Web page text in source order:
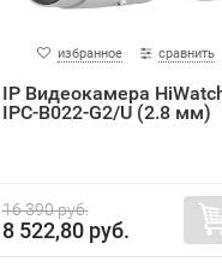
избранное сравнить
IP Видеокамера
IPC-B022-G2/U (2.8 мм)
16 390 руб.
8 522,80 руб.